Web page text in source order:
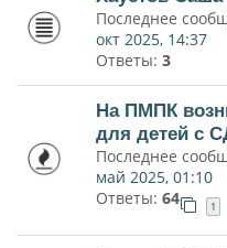
Последнее
окт 2025, 14:37
Ответы: 3
На ПМПК
для детей с
Последнее
май 2025, 01:10
Ответы: 64 1